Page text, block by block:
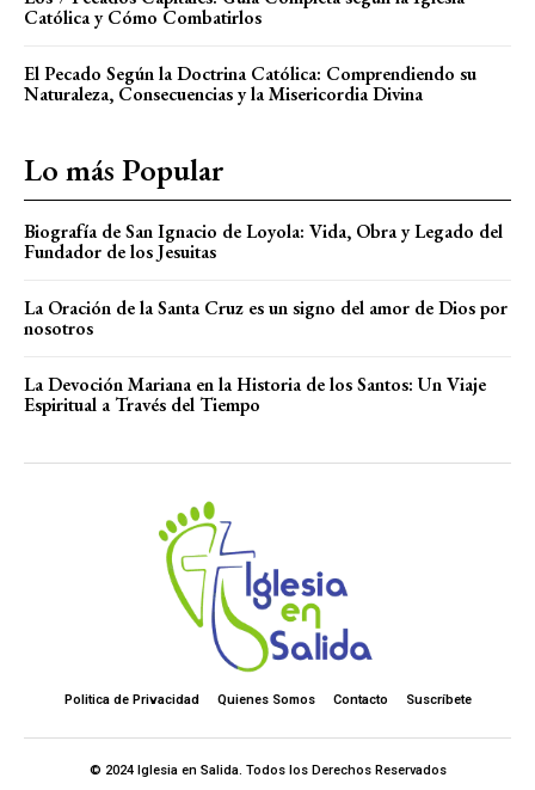
Católica y Cómo Combatirlos
El Pecado Según la Doctrina Católica: Comprendiendo su
Naturaleza, Consecuencias y la Misericordia Divina
Lo más Popular
Biografía de San Ignacio de Loyola: Vida, Obra y Legado del
Fundador de los Jesuitas
La Oración de la Santa Cruz es un signo del amor de Dios por
nosotros
La Devoción Mariana en la Historia de los Santos: Un Viaje
Espiritual a Través del Tiempo
Politica de Privacidad Quienes Somos Contacto Suscríbete
© 2024 Iglesia en Salida. Todos los Derechos Reservados